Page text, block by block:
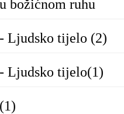
božićnom ruhu
Ljudsko tijelo (2)
Ljudsko tijelo(1)